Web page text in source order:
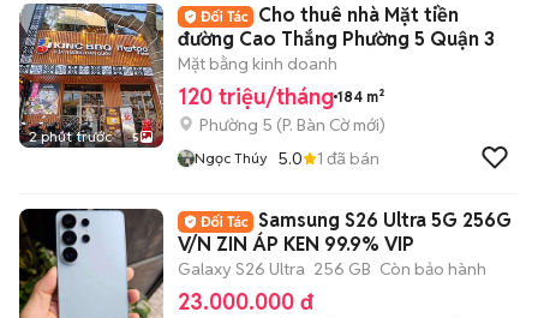
2 phút trước 5
Cho thuê nhà Mặt tiền
đường Cao Thắng Phường 5 Quận 3
Mặt bằng kinh doanh
120 triệu/tháng 184 m²
Phường 5 (P. Bàn Cờmới)
Ngọc Thúy 5.0 1 đã bán
Samsung S26 Ultra 5G 256G
V/N ZIN ÁP KEN 99.9% VIP
Galaxy S26 Ultra 256 GB Còn bảo hành
23.000.000 đ